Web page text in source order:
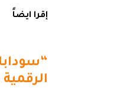
إقرا ايضاً